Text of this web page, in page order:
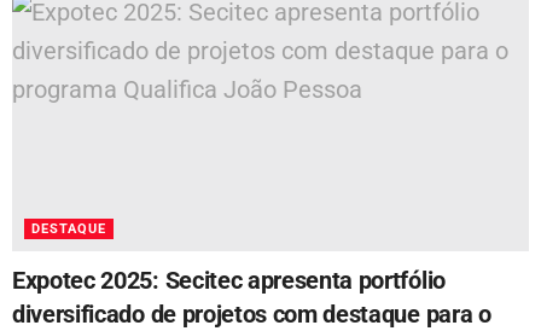
DESTAQUE
Expotec 2025: Secitec apresenta portfólio
diversificado de projetos com destaque para o